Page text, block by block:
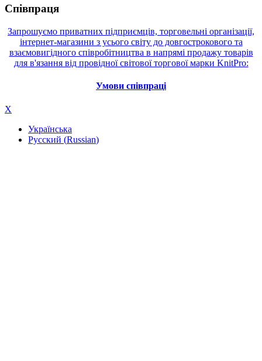
Співпраця
Запрошуємо приватних підприємців, торговельні організації,
інтернет-магазини з усього світу до довгострокового та
взаємовигідного співробітництва в напрямі продажу товарів
для в'язання від провідної світової торгової марки KnitPro:
Умови співпраці
X
Українська
Русский (Russian)